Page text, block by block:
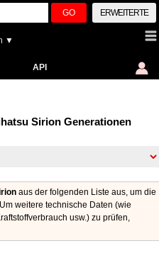
GO ERWEITERTE
▼
API
Sirion Generationen
aus der folgenden Liste aus, um die
weitere technische Daten (wie
usw.) zu prüfen,